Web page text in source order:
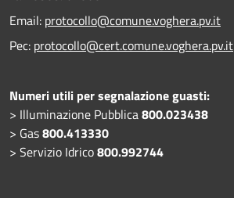
Email: protocollo@comune.voghera.pv.it
Pec: protocollo@cert.comune.voghera.pv.it
Numeri utili per segnalazione guasti:
> Illuminazione Pubblica800.023438
> Gas800.413330
> Servizio Idrico800.992744